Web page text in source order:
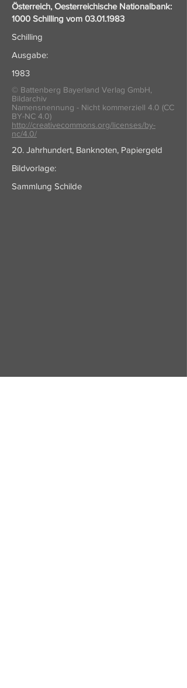
Österreich, Oesterreichische Nationalbank:
1000 Schilling vom 03.01.1983
Schilling
Ausgabe:
1983
© Battenberg Bayerland Verlag GmbH,
Bildarchiv
Namensnennung - Nicht kommerziell 4.0 (CC
BY-NC 4.0)
http://creativecommons.org/licenses/by-
nc/4.0/
20. Jahrhundert, Banknoten, Papiergeld
Bildvorlage:
Sammlung Schilde